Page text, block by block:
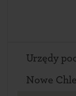
Urzędy
Nowe